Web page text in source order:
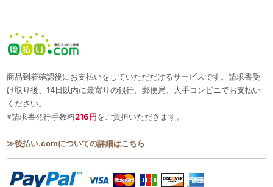
商品到着確認後にお支払いをしていただだけるサービスです。請求書受
け取り後、14日以内に最寄りの銀行、郵便局、大手コンビニでお支払い
ください。
※請求書発行手数料216円をご負担いただきます。
≫後払い.comについての詳細はこちら